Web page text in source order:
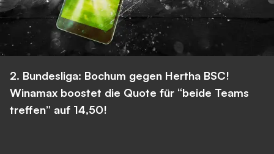
2. Bundesliga: Bochum gegen Hertha BSC!
Winamax boostet die Quote für “beide Teams
treffen” auf 14,50!